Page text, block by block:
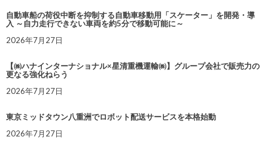
自動車船の荷役中断を抑制する自動車移動用「スケーター」を開発・導
入 ～自力走行できない車両を約5分で移動可能に～
2026年7月27日
【㈱ハナインターナショナル×星清重機運輸㈱】グループ会社で販売力の
更なる強化ねらう
2026年7月27日
東京ミッドタウン八重洲でロボット配送サービスを本格始動
2026年7月27日